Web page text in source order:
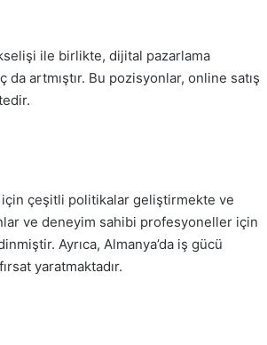
ile birlikte, dijital pazarlama
artmıştır. Bu pozisyonlar, online satış
çeşitli politikalar geliştirmekte ve
ve deneyim sahibi profesyoneller için
Ayrıca, Almanya’da iş gücü
yaratmaktadır.